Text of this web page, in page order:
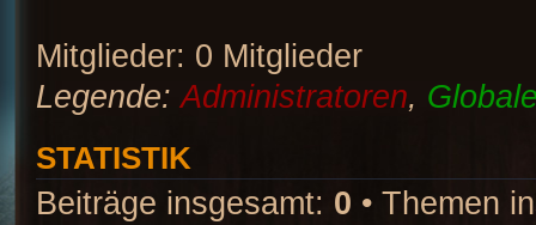
Mitglieder: 0 Mitglieder
Legende:Administratoren,
STATISTIK
Beiträge insgesamt: 0 • Themen